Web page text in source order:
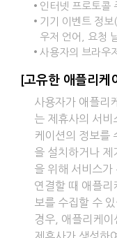
인터넷 프로토콜
기기 이벤트 정
우저 언어, 요청
사용자의 브라우
[고유한 애플리케
사용자가 애플리
는 제휴사의 서비
케이션의 정보를
을 설치하거나 제
을 위해 서비스가
연결할 때 애플리
보를 수집할 수
경우, 애플리케